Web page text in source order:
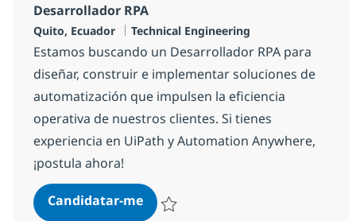
Desarrollador RPA
Localização
Quito, Ecuador Categoria
Technical Engineering
Estamos buscando un Desarrollador RPA para
diseñar, construir e implementar soluciones de
automatización que impulsen la eficiencia
operativa de nuestros clientes. Si tienes
experiencia en UiPath y Automation Anywhere,
¡postula ahora!
Candidatar-meDesarrollador RPA